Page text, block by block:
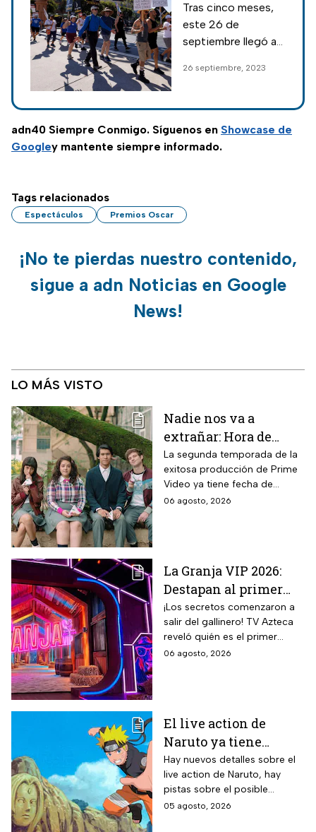
guionistas de
Hollywood
Tras cinco meses,
este 26 de
septiembre llegó a
escritores y
contamos los
detalles.
26 septiembre, 2023
adn40 Siempre Conmigo. Síguenos en Showcase de
Googley mantente siempre informado.
Tags relacionados
Espectáculos Premios Oscar
¡No te pierdas nuestro contenido,
sigue a adn Noticias en Google
News!
LO MÁS VISTO
Nadie nos va a
extrañar: Hora de
estreno de la
Temporada 2 y reparto
completo
La segunda temporada de la
exitosa producción de Prime
Video ya tiene fecha de
estreno. Conoce el horario en
06 agosto, 2026
La Granja VIP 2026:
Destapan al primer
participante del
reality más viral de la
televisión mexicana
¡Los secretos comenzaron a
salir del gallinero! TV Azteca
reveló quién es el primer
granjero confirmado para la
06 agosto, 2026
El live action de
Naruto ya tiene
director y así avanza
el casting de la
película
Hay nuevos detalles sobre el
live action de Naruto, hay
pistas sobre el posible
enfoque de la historia y
05 agosto, 2026